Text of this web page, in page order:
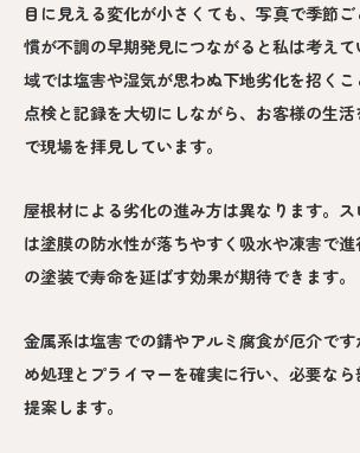
目に見える変化が小さくても、写真で季節
慣が不調の早期発見につながると私は考え
域では塩害や湿気が思わぬ下地劣化を招く
点検と記録を大切にしながら、お客様の生
で現場を拝見しています。
屋根材による劣化の進み方は異なります。
は塗膜の防水性が落ちやすく吸水や凍害で
の塗装で寿命を延ばす効果が期待できます。
金属系は塩害での錆やアルミ腐食が厄介で
め処理とプライマーを確実に行い、必要な
提案します。